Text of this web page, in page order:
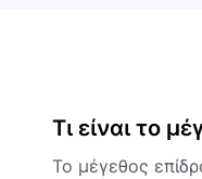
Τι είναι το
Το μέγεθος